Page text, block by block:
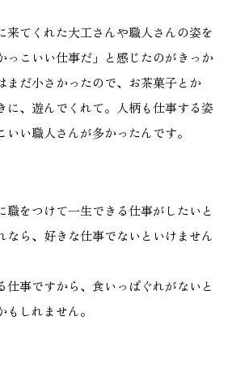
来てくれた大工さんや職人さんの姿を
っこいい仕事だ」と感じたのがきっか
まだ小さかったので、お茶菓子とか
に、遊んでくれて。人柄も仕事する姿
いい職人さんが多かったんです。
職をつけて一生できる仕事がしたいと
なら、好きな仕事でないといけません
仕事ですから、食いっぱぐれがないと
しれません。